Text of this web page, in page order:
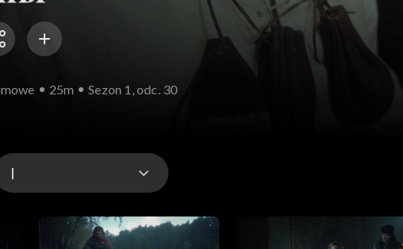
25m Sezon 1, odc. 30
I